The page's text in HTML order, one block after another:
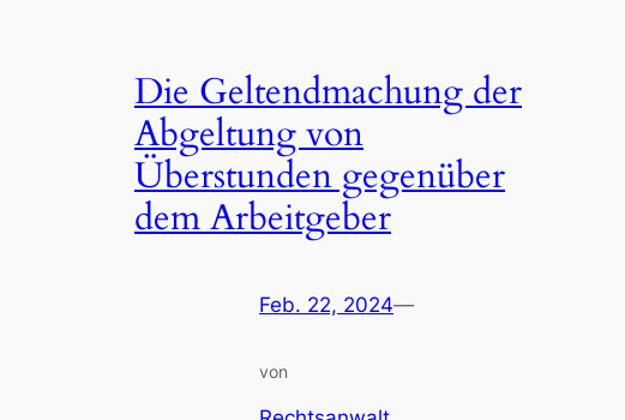
Die Geltendmachung der
Abgeltung von
Überstunden gegenüber
dem Arbeitgeber
Feb. 22, 2024—
von